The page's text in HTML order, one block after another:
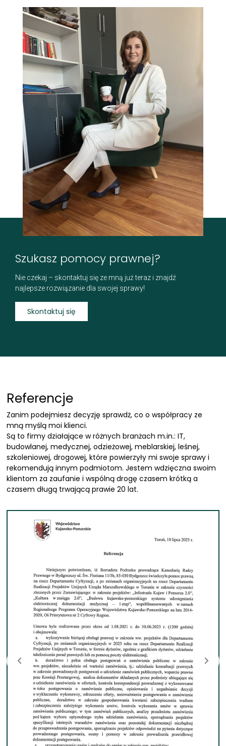
Szukasz pomocy prawnej?
Nie czekaj – skontaktuj się ze mną już teraz i znajdź
najlepsze rozwiązanie dla swojej sprawy!
Skontaktuj się
Referencje
Zanim podejmiesz decyzję sprawdż, co o współpracy ze
mną myślą moi klienci.
Są to firmy działające w różnych branżach m.in.: IT,
budowlanej, medycznej, odzieżowej, meblarskiej, leśnej,
szkoleniowej, drogowej, które powierzyły mi swoje sprawy i
rekomendują innym podmiotom. Jestem wdzięczna swoim
klientom za zaufanie i wspólną drogę czasem krótką a
czasem długą trwającą prawie 20 lat.